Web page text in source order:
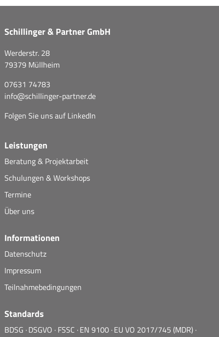
Schillinger & Partner GmbH
Werderstr. 28
79379 Müllheim
07631 74783
info@schillinger-partner.de
Folgen Sie uns auf LinkedIn
Leistungen
Beratung & Projektarbeit
Schulungen & Workshops
Termine
Über uns
Informationen
Datenschutz
Impressum
Teilnahmebedingungen
Standards
BDSG DSGVO FSSC EN 9100 EU VO 2017/745 (MDR)